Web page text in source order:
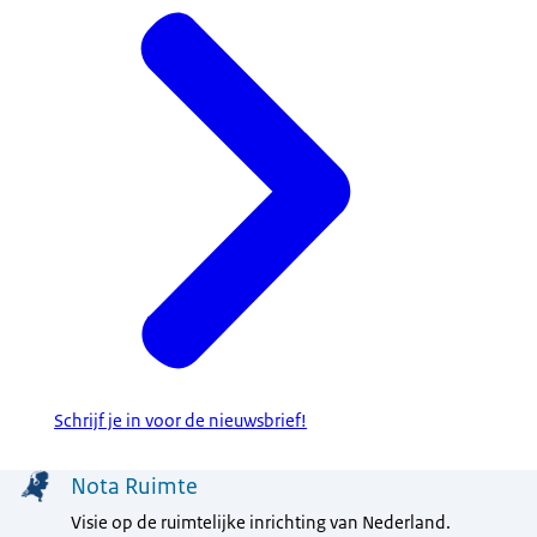
Schrijf je in voor de nieuwsbrief!
Menu Nota Ruimte
Visie op de ruimtelijke inrichting van Nederland.